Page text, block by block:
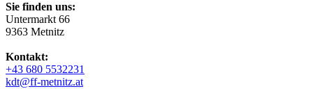
Sie finden uns:
Untermarkt 66
9363 Metnitz
Kontakt:
+43 680 5532231
kdt@ff-metnitz.at